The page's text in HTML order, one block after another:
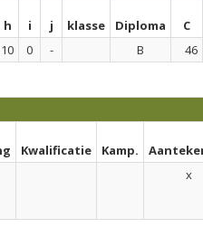
h i j klasse Diploma
C
10 0 - B 46
Kwalificatie Kamp.
x